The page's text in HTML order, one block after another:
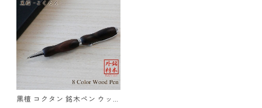
黒檀 コクタン 銘木ペン ウッド